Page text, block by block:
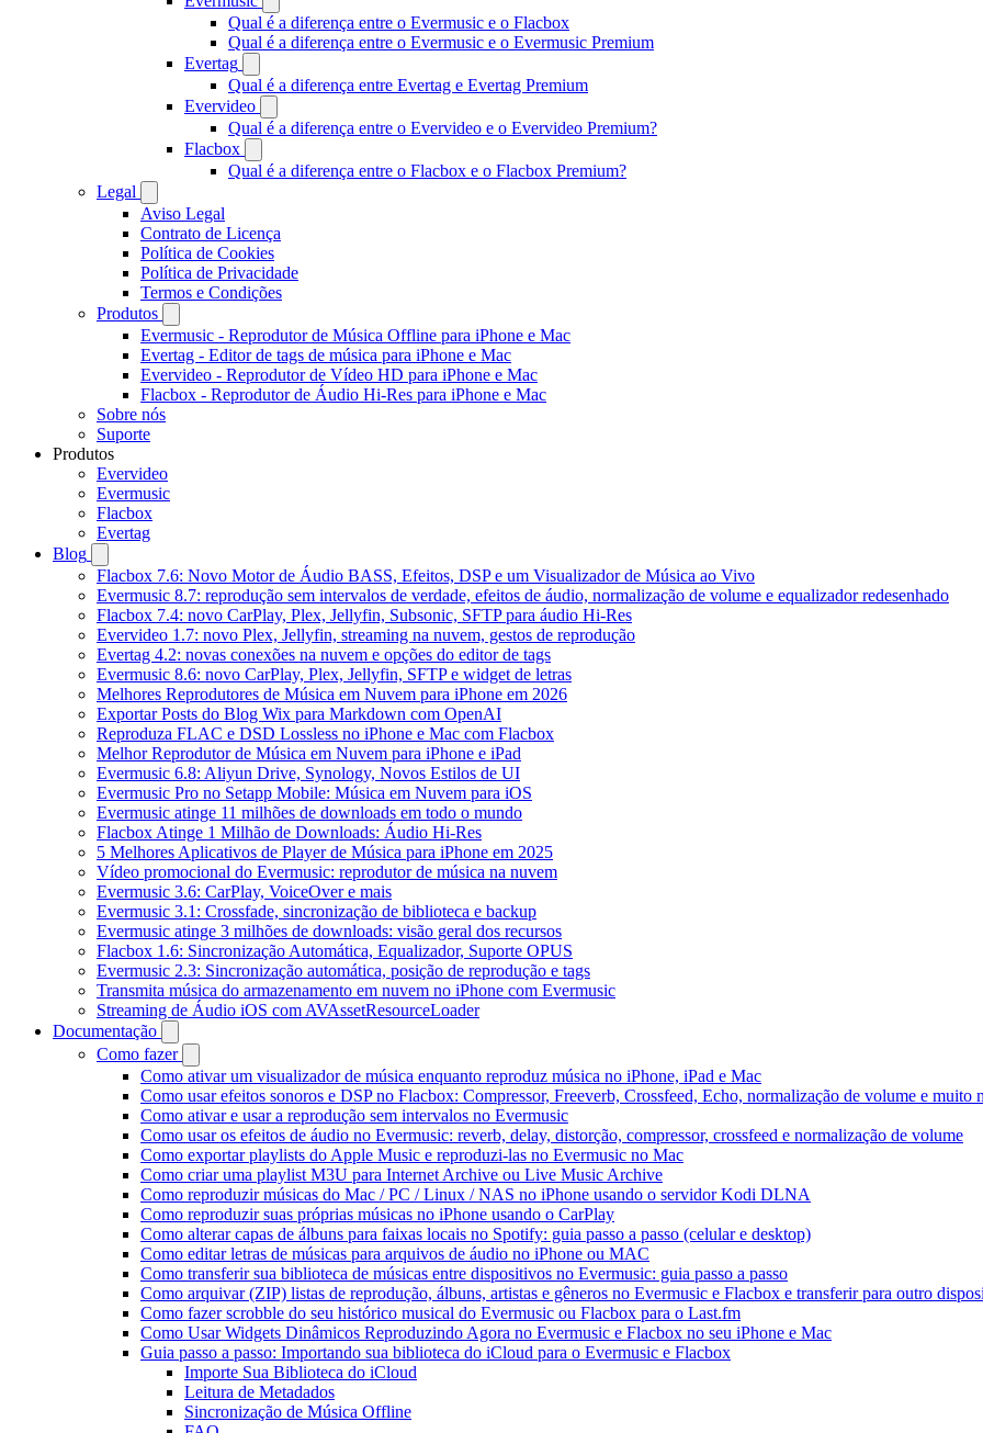
Qual é a diferença entre o Evermusic e o Flacbox
Qual é a diferença entre o Evermusic e o Evermusic Premium
Evertag
Qual é a diferença entre Evertag e Evertag Premium
Evervideo
Qual é a diferença entre o Evervideo e o Evervideo Premium?
Flacbox
Qual é a diferença entre o Flacbox e o Flacbox Premium?
Legal
Aviso Legal
Contrato de Licença
Política de Cookies
Política de Privacidade
Termos e Condições
Produtos
Evermusic - Reprodutor de Música Offline para iPhone e Mac
Evertag - Editor de tags de música para iPhone e Mac
Evervideo - Reprodutor de Vídeo HD para iPhone e Mac
Flacbox - Reprodutor de Áudio Hi-Res para iPhone e Mac
Sobre nós
Suporte
Produtos
Evervideo
Evermusic
Flacbox
Evertag
Blog
Flacbox 7.6: Novo Motor de Áudio BASS, Efeitos, DSP e um Visualizador de Música ao Vivo
Evermusic 8.7: reprodução sem intervalos de verdade, efeitos de áudio, normalização de volume e equalizador redesenhado
Flacbox 7.4: novo CarPlay, Plex, Jellyfin, Subsonic, SFTP para áudio Hi-Res
Evervideo 1.7: novo Plex, Jellyfin, streaming na nuvem, gestos de reprodução
Evertag 4.2: novas conexões na nuvem e opções do editor de tags
Evermusic 8.6: novo CarPlay, Plex, Jellyfin, SFTP e widget de letras
Melhores Reprodutores de Música em Nuvem para iPhone em 2026
Exportar Posts do Blog Wix para Markdown com OpenAI
Reproduza FLAC e DSD Lossless no iPhone e Mac com Flacbox
Melhor Reprodutor de Música em Nuvem para iPhone e iPad
Evermusic 6.8: Aliyun Drive, Synology, Novos Estilos de UI
Evermusic Pro no Setapp Mobile: Música em Nuvem para iOS
Evermusic atinge 11 milhões de downloads em todo o mundo
Flacbox Atinge 1 Milhão de Downloads: Áudio Hi-Res
5 Melhores Aplicativos de Player de Música para iPhone em 2025
Vídeo promocional do Evermusic: reprodutor de música na nuvem
Evermusic 3.6: CarPlay, VoiceOver e mais
Evermusic 3.1: Crossfade, sincronização de biblioteca e backup
Evermusic atinge 3 milhões de downloads: visão geral dos recursos
Flacbox 1.6: Sincronização Automática, Equalizador, Suporte OPUS
Evermusic 2.3: Sincronização automática, posição de reprodução e tags
Transmita música do armazenamento em nuvem no iPhone com Evermusic
Streaming de Áudio iOS com AVAssetResourceLoader
Documentação
Como fazer
Como ativar um visualizador de música enquanto reproduz música no iPhone, iPad e Mac
Como usar efeitos sonoros e DSP no Flacbox: Compressor, Freeverb, Crossfeed, Echo, normalização de volume e muito
Como ativar e usar a reprodução sem intervalos no Evermusic
Como usar os efeitos de áudio no Evermusic: reverb, delay, distorção, compressor, crossfeed e normalização de volume
Como exportar playlists do Apple Music e reproduzi-las no Evermusic no Mac
Como criar uma playlist M3U para Internet Archive ou Live Music Archive
Como reproduzir músicas do Mac / PC / Linux / NAS no iPhone usando o servidor Kodi DLNA
Como reproduzir suas próprias músicas no iPhone usando o CarPlay
Como alterar capas de álbuns para faixas locais no Spotify: guia passo a passo (celular e desktop)
Como editar letras de músicas para arquivos de áudio no iPhone ou MAC
Como transferir sua biblioteca de músicas entre dispositivos no Evermusic: guia passo a passo
Como arquivar (ZIP) listas de reprodução, álbuns, artistas e gêneros no Evermusic e Flacbox e transferir para outro
Como fazer scrobble do seu histórico musical do Evermusic ou Flacbox para o Last.fm
Como Usar Widgets Dinâmicos Reproduzindo Agora no Evermusic e Flacbox no seu iPhone e Mac
Guia passo a passo: Importando sua biblioteca do iCloud para o Evermusic e Flacbox
Importe Sua Biblioteca do iCloud
Leitura de Metadados
Sincronização de Música Offline